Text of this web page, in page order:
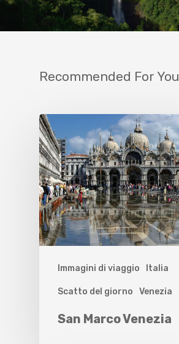
Recommended For You
Immagini di viaggio Italia
Scatto del giorno Venezia
San Marco Venezia